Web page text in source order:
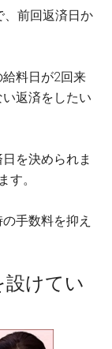
、前回返済日か
料日が2回来
返済をしたい
を決められま
す。
手数料を抑え
設けてい